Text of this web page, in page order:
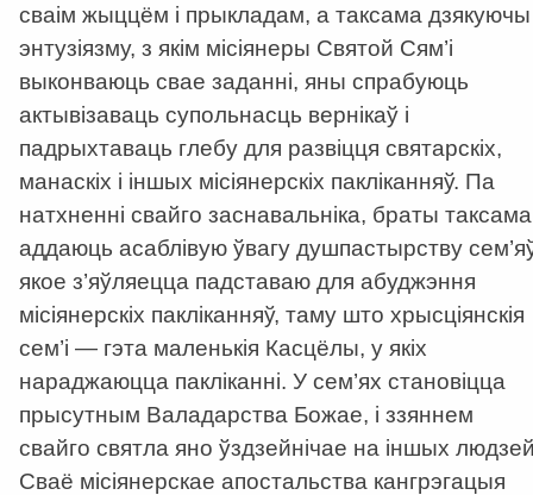
сваім жыццём і прыкладам, а таксама дзякуючы
энтузіязму, з якім місіянеры Святой Сям’і
выконваюць свае заданні, яны спрабуюць
актывізаваць супольнасць вернікаў і
падрыхтаваць глебу для развіцця святарскіх,
манаскіх і іншых місіянерскіх пакліканняў. Па
натхненні свайго заснавальніка, браты таксама
аддаюць асаблівую ўвагу душпастырству
якое з’яўляецца падставаю для абуджэння
місіянерскіх пакліканняў, таму што хрысціянскія
сем’і — гэта маленькія Касцёлы, у якіх
нараджаюцца пакліканні. У сем’ях становіцца
прысутным Валадарства Божае, і ззяннем
свайго святла яно ўздзейнічае на іншых
Сваё місіянерскае апостальства кангрэгацыя